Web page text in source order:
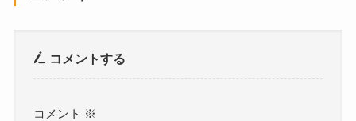
コメントする
コメント ※